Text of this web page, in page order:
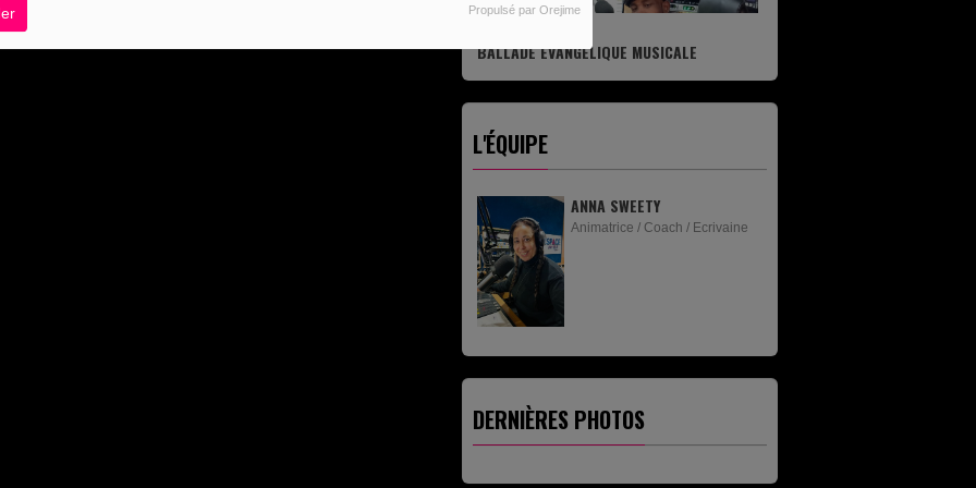
Propulsé par Orejime
BALLADE EVANGELIQUE MUSICALE
L'ÉQUIPE
ANNA SWEETY
Animatrice / Coach / Ecrivaine
DERNIÈRES PHOTOS